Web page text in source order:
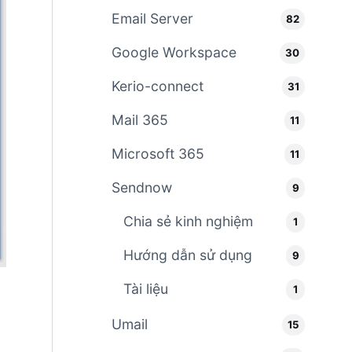
Email Server 82
Google Workspace 30
Kerio-connect 31
Mail 365 11
Microsoft 365 11
Sendnow 9
Chia sẻ kinh nghiệm 1
Hướng dẫn sử dụng 9
Tài liệu 1
Umail 15